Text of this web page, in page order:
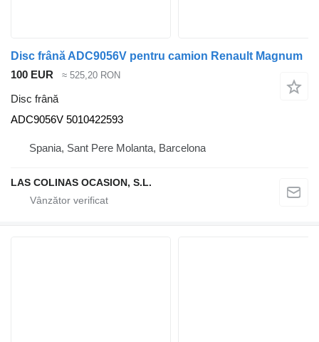
Disc frână ADC9056V pentru camion Renault Magnum
100 EUR
≈ 525,20 RON
Disc frână
ADC9056V 5010422593
Spania, Sant Pere Molanta, Barcelona
LAS COLINAS OCASION, S.L.